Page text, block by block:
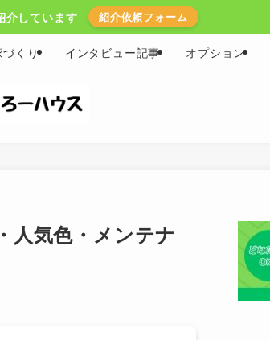
介しています 紹介依頼フォーム
づくり インタビュー記事 オプション
人気色・メンテナ